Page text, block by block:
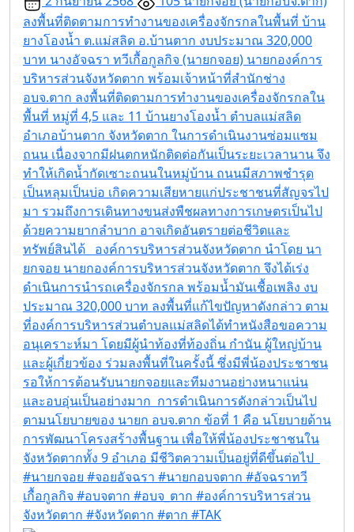
ลงพื้นที่ติดตามการทำงานของเครื่องจักรกลในพื้นที่ บ้าน
ยางโองน้ำ ต.แม่สลิด อ.บ้านตาก งบประมาณ 320,000
บาท นางอัจฉรา ทวีเกื้อกูลกิจ (นายกจอย) นายกองค์การ
บริหารส่วนจังหวัดตาก พร้อมเจ้าหน้าที่สำนักช่าง
อบจ.ตาก ลงพื้นที่ติดตามการทำงานของเครื่องจักรกลใน
พื้นที่ หมู่ที่ 4,5 และ 11 บ้านยางโองน้ำ ตำบลแม่สลิด
อำเภอบ้านตาก จังหวัดตาก ในการดำเนินงานซ่อมแซม
ถนน เนื่องจากมีฝนตกหนักติดต่อกันเป็นระยะเวลานาน จึง
ทำให้เกิดน้ำกัดเซาะถนนในหมู่บ้าน ถนนมีสภาพชำรุด
เป็นหลุมเป็นบ่อ เกิดความเสียหายแก่ประชาชนที่สัญจรไป
มา รวมถึงการเดินทางขนส่งพืชผลทางการเกษตรเป็นไป
ด้วยความยากลำบาก อาจเกิดอันตรายต่อชีวิตและ
ทรัพย์สินได้ องค์การบริหารส่วนจังหวัดตาก นำโดย นา
ยกจอย นายกองค์การบริหารส่วนจังหวัดตาก จึงได้เร่ง
ดำเนินการนำรถเครื่องจักรกล พร้อมน้ำมันเชื้อเพลิง งบ
ประมาณ 320,000 บาท ลงพื้นที่แก้ไขปัญหาดังกล่าว ตาม
ที่องค์การบริหารส่วนตำบลแม่สลิดได้ทำหนังสือขอความ
อนุเคราะห์มา โดยมีผู้นำท้องที่ท้องถิ่น กำนัน ผู้ใหญ่บ้าน
และผู้เกี่ยวข้อง ร่วมลงพื้นที่ในครั้งนี้ ซึ่งมีพี่น้องประชาชน
รอให้การต้อนรับนายกจอยและทีมงานอย่างหนาแน่น
และอบอุ่นเป็นอย่างมาก การดำเนินการดังกล่าวเป็นไป
ตามนโยบายของ นายก อบจ.ตาก ข้อที่ 1 คือ นโยบายด้าน
การพัฒนาโครงสร้างพื้นฐาน เพื่อให้พี่น้องประชาชนใน
จังหวัดตากทั้ง 9 อำเภอ มีชีวิตความเป็นอยู่ที่ดีขึ้นต่อไป
#นายกจอย #จอยอัจฉรา #นายกอบจตาก #อัจฉราทวี
เกื้อกูลกิจ #อบจตาก #อบจ_ตาก #องค์การบริหารส่วน
จังหวัดตาก #จังหวัดตาก #ตาก #TAK